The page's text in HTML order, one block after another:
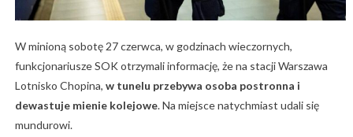
W minioną sobotę 27 czerwca, w godzinach wieczornych,
funkcjonariusze SOK otrzymali informację, że na stacji Warszawa
Lotnisko Chopina, w tunelu przebywa osoba postronna i
dewastuje mienie kolejowe. Na miejsce natychmiast udali się
mundurowi.